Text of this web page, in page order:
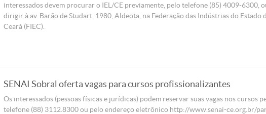
interessados devem procurar o IEL/CE previamente, pelo telefone (85) 4009-6300,
dirigir à av. Barão de Studart, 1980, Aldeota, na Federação das Indústrias do Estado
Ceará (FIEC).
SENAI Sobral oferta vagas para cursos profissionalizantes
Os interessados (pessoas físicas e jurídicas) podem reservar suas vagas nos cursos
telefone (88) 3112.8300 ou pelo endereço eletrônico http://www.senai-ce.org.br/